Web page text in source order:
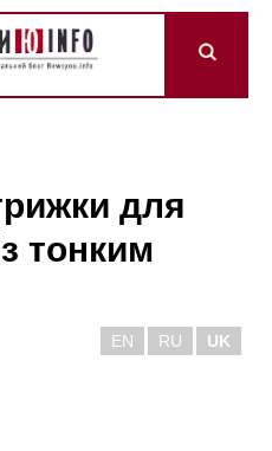
для
тонким
EN RU UK